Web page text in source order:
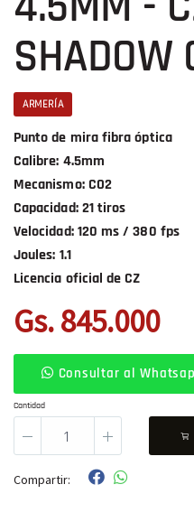
SHADOW
ARMERÍA
Punto de mira fibra óptica
Calibre: 4.5mm
Mecanismo: CO2
Capacidad: 21 tiros
Velocidad: 120 ms / 380 fps
Joules: 1.1
Licencia oficial de CZ
Gs. 845.000
Consultar al
Cantidad
Compartir: